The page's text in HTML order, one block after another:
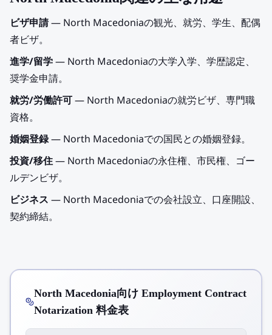
ビザ申請— North Macedoniaの観光、就労、学生、配偶
者ビザ。
進学/留学— North Macedoniaの大学入学、学歴認定、
奨学金申請。
就労/労働許可— North Macedoniaの就労ビザ、専門職
資格。
婚姻登録— North Macedoniaでの国民との婚姻登録。
投資/移住— North Macedoniaの永住権、市民権、ゴー
ルデンビザ。
ビジネス — North Macedoniaでの会社設立、口座開設、
契約締結。
North Macedonia向け Employment Contract
Notarization 料金表